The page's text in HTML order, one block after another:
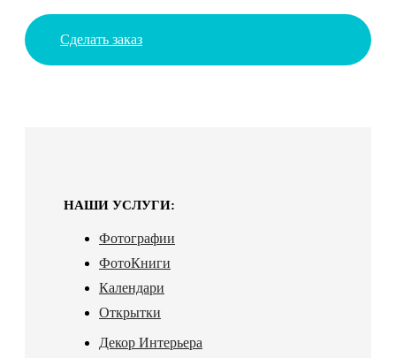
Сделать заказ
НАШИ УСЛУГИ:
Фотографии
ФотоКниги
Календари
Открытки
Декор Интерьера